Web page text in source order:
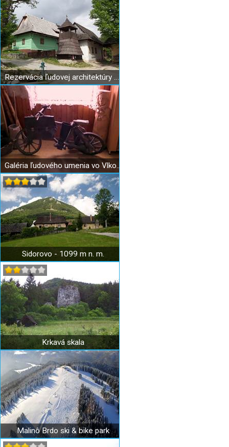
Rezervácia ľudovej architektúry Vlkolínec
Galéria ľudového umenia vo Vlkolínci
Sidorovo - 1099 m n. m.
Krkavá skala
Malinô Brdo ski & bike park